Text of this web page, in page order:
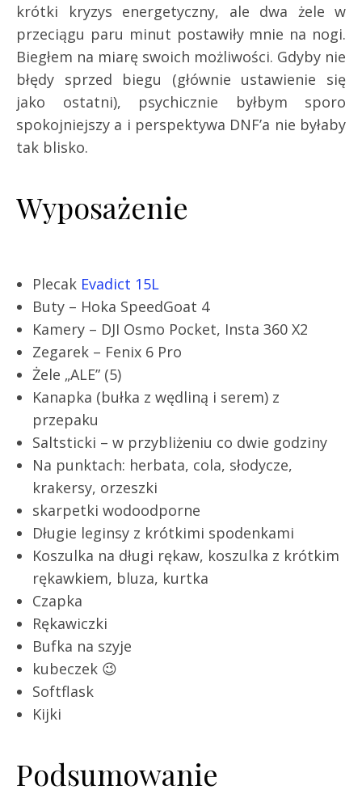
krótki kryzys energetyczny, ale dwa żele w
przeciągu paru minut postawiły mnie na nogi.
Biegłem na miarę swoich możliwości. Gdyby nie
błędy sprzed biegu (głównie ustawienie się
jako ostatni), psychicznie byłbym sporo
spokojniejszy a i perspektywa DNF’a nie byłaby
tak blisko.
Wyposażenie
Plecak Evadict 15L
Buty – Hoka SpeedGoat 4
Kamery – DJI Osmo Pocket, Insta 360 X2
Zegarek – Fenix 6 Pro
Żele „ALE” (5)
Kanapka (bułka z wędliną i serem) z
przepaku
Saltsticki – w przybliżeniu co dwie godziny
Na punktach: herbata, cola, słodycze,
krakersy, orzeszki
skarpetki wodoodporne
Długie leginsy z krótkimi spodenkami
Koszulka na długi rękaw, koszulka z krótkim
rękawkiem, bluza, kurtka
Czapka
Rękawiczki
Bufka na szyje
kubeczek 😉
Softflask
Kijki
Podsumowanie